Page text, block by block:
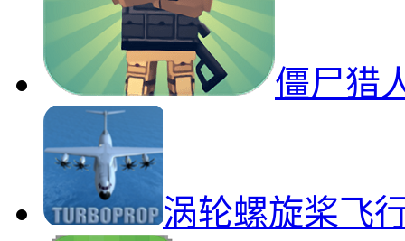
僵尸猎
涡轮螺旋桨飞